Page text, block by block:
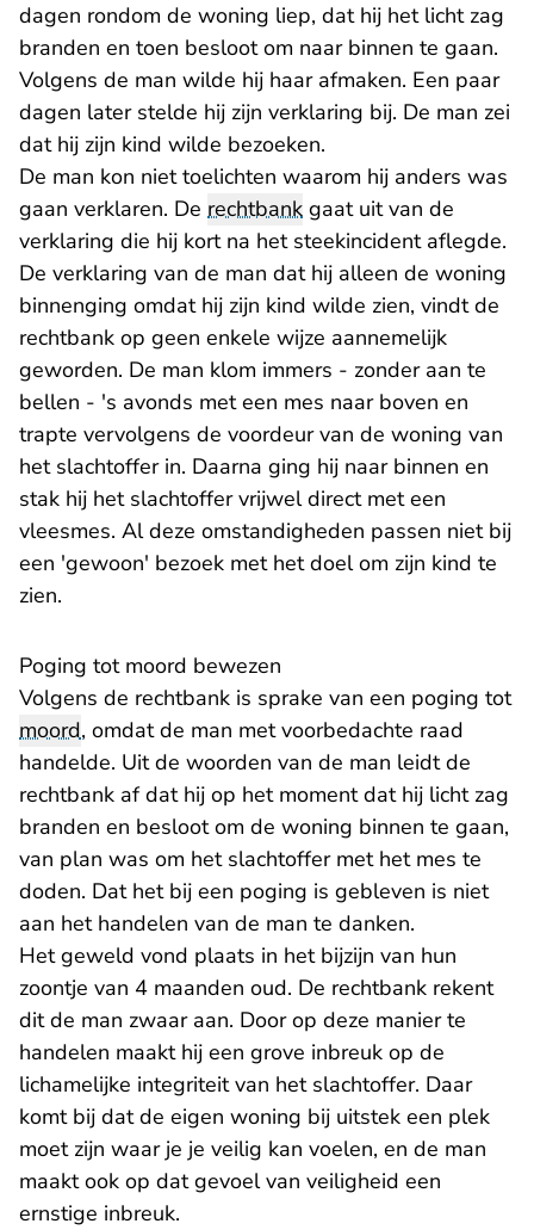
dagen rondom de woning liep, dat hij het licht zag
branden en toen besloot om naar binnen te gaan.
Volgens de man wilde hij haar afmaken. Een paar
dagen later stelde hij zijn verklaring bij. De man zei
dat hij zijn kind wilde bezoeken.
De man kon niet toelichten waarom hij anders was
gaan verklaren. De rechtbank gaat uit van de
verklaring die hij kort na het steekincident aflegde.
De verklaring van de man dat hij alleen de woning
binnenging omdat hij zijn kind wilde zien, vindt de
rechtbank op geen enkele wijze aannemelijk
geworden. De man klom immers - zonder aan te
bellen - 's avonds met een mes naar boven en
trapte vervolgens de voordeur van de woning van
het slachtoffer in. Daarna ging hij naar binnen en
stak hij het slachtoffer vrijwel direct met een
vleesmes. Al deze omstandigheden passen niet bij
een 'gewoon' bezoek met het doel om zijn kind te
zien.
Poging tot moord bewezen
Volgens de rechtbank is sprake van een poging tot
moord, omdat de man met voorbedachte raad
handelde. Uit de woorden van de man leidt de
rechtbank af dat hij op het moment dat hij licht zag
branden en besloot om de woning binnen te gaan,
van plan was om het slachtoffer met het mes te
doden. Dat het bij een poging is gebleven is niet
aan het handelen van de man te danken.
Het geweld vond plaats in het bijzijn van hun
zoontje van 4 maanden oud. De rechtbank rekent
dit de man zwaar aan. Door op deze manier te
handelen maakt hij een grove inbreuk op de
lichamelijke integriteit van het slachtoffer. Daar
komt bij dat de eigen woning bij uitstek een plek
moet zijn waar je je veilig kan voelen, en de man
maakt ook op dat gevoel van veiligheid een
ernstige inbreuk.